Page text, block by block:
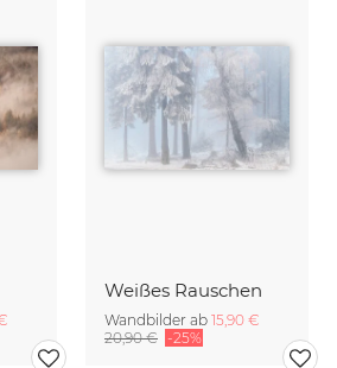
Weißes Rauschen
Wandbilder ab 15,90 €
20,90 € -25%